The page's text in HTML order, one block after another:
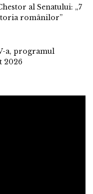
al Senatului: „7
românilor”
a, programul
2026